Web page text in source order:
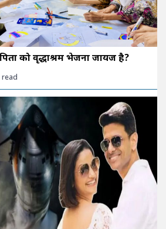
को वृद्धाश्रम भेजना जायज है?
read